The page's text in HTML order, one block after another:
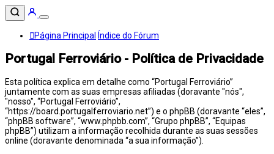
Página Principal Índice do Fórum
Portugal Ferroviário - Política de Privacidade
Esta política explica em detalhe como “Portugal Ferroviário”
juntamente com as suas empresas afiliadas (doravante "nós",
"nosso", “Portugal Ferroviário”,
“https://board.portugalferroviario.net”) e o phpBB (doravante “eles”,
“phpBB software”, “www.phpbb.com”, “Grupo phpBB”, “Equipas
phpBB”) utilizam a informação recolhida durante as suas sessões
online (doravante denominada “a sua informação”).